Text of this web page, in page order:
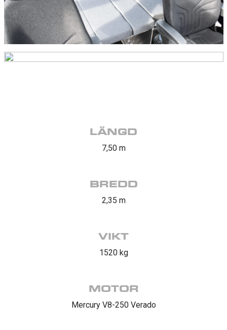
LÄNGD
7,50 m
BREDD
2,35 m
VIKT
1520 kg
MOTOR
Mercury V8-250 Verado